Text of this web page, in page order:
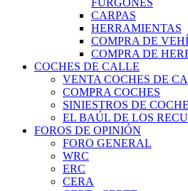
FURGONES
CARPAS
HERRAMIENTAS
COMPRA DE
COMPRA DE
COCHES DE CALLE
VENTA COCHES DE
COMPRA COCHES
SINIESTROS DE
EL BAÚL DE LOS
FOROS DE OPINIÓN
FORO GENERAL
WRC
ERC
CERA